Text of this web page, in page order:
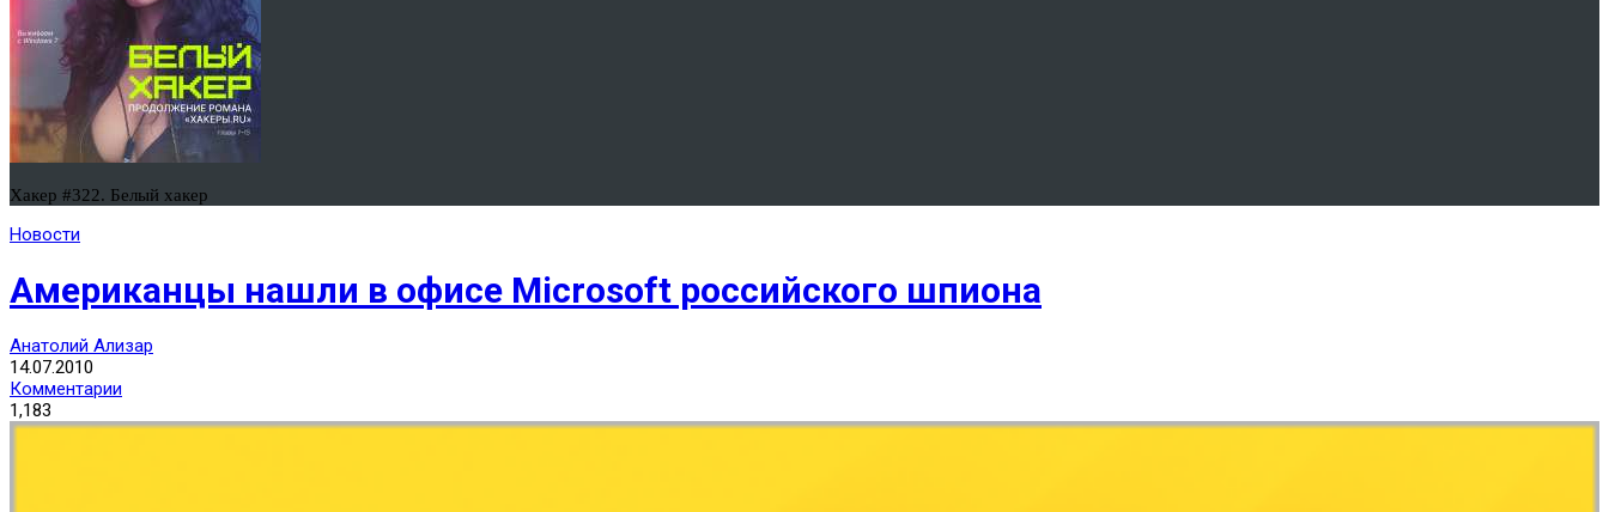
Хакер #322. Белый хакер
Новости
Американцы нашли в офисе Microsoft российского шпиона
Анатолий Ализар
14.07.2010
Комментарии
1,183